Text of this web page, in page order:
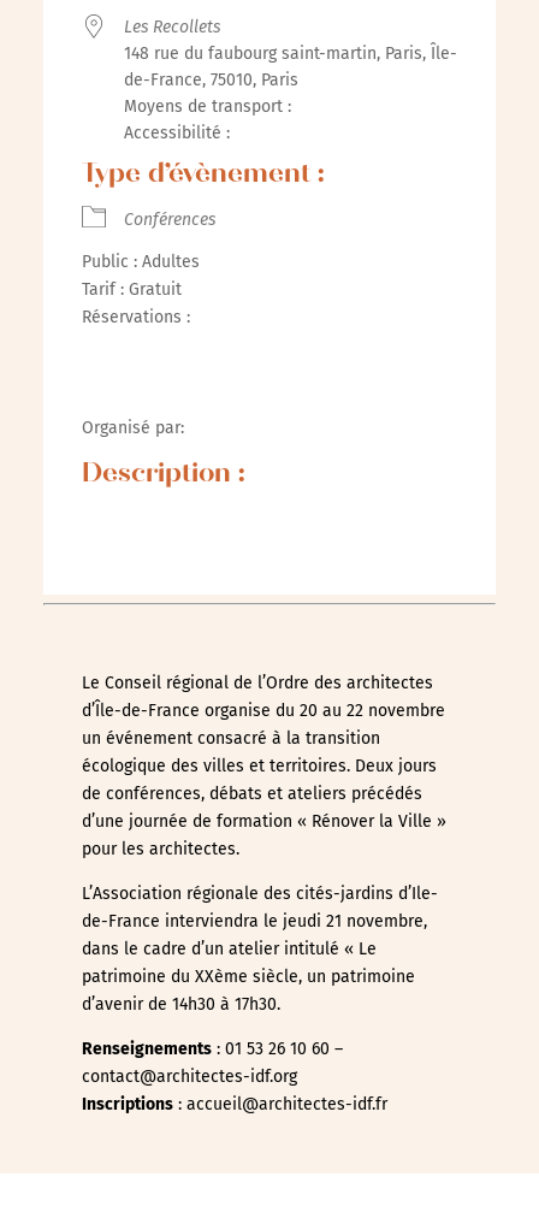
Les Recollets
148 rue du faubourg saint-martin, Paris, Île-
de-France, 75010, Paris
Moyens de transport :
Accessibilité :
Type d’évènement :
Conférences
Public : Adultes
Tarif : Gratuit
Réservations :
Organisé par:
Description :
Le Conseil régional de l’Ordre des architectes
d’Île-de-France organise du 20 au 22 novembre
un événement consacré à la transition
écologique des villes et territoires. Deux jours
de conférences, débats et ateliers précédés
d’une journée de formation « Rénover la Ville »
pour les architectes.
L’Association régionale des cités-jardins d’Ile-
de-France interviendra le jeudi 21 novembre,
dans le cadre d’un atelier intitulé « Le
patrimoine du XXème siècle, un patrimoine
d’avenir de 14h30 à 17h30.
Renseignements: 01 53 26 10 60 –
contact@architectes-idf.org
Inscriptions: accueil@architectes-idf.fr